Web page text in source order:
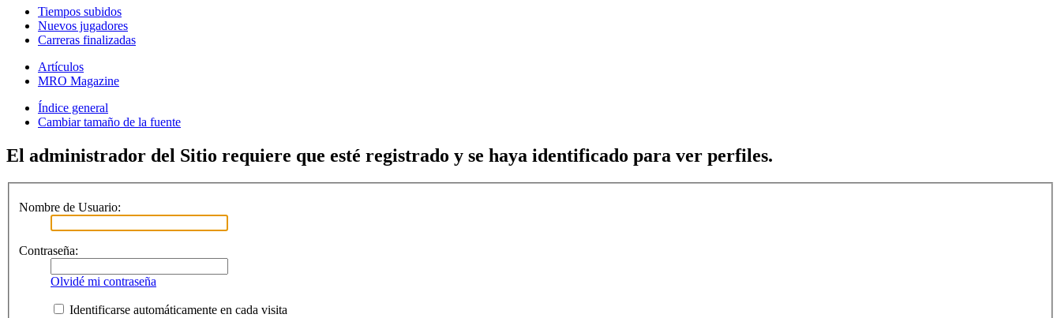
Tiempos subidos
Nuevos jugadores
Carreras finalizadas
Artículos
MRO Magazine
Índice general
Cambiar tamaño de la fuente
El administrador del Sitio requiere que esté registrado y se haya identificado para ver perfiles.
Nombre de Usuario:
Contraseña:
Olvidé mi contraseña
Identificarse automáticamente en cada visita